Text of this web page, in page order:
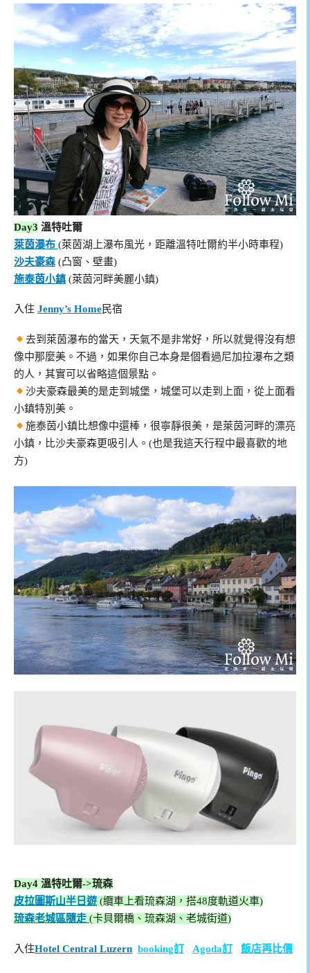
Day3 溫特吐爾
萊茵瀑布 (萊茵湖上瀑布風光，距離溫特吐爾約半小時車程)
沙夫豪森 (凸窗、壁畫)
施泰茵小鎮 (萊茵河畔美麗小鎮)
入住 Jenny’s Home民宿
去到萊茵瀑布的當天，天氣不是非常好，所以就覺得沒有想
像中那麼美。不過，如果你自己本身是個看過尼加拉瀑布之類
的人，其實可以省略這個景點。
沙夫豪森最美的是走到城堡，城堡可以走到上面，從上面看
小鎮特別美。
施泰茵小鎮比想像中還棒，很寧靜很美，是萊茵河畔的漂亮
小鎮，比沙夫豪森更吸引人。(也是我這天行程中最喜歡的地
方)
Day4 溫特吐爾->琉森
皮拉圖斯山半日遊 (纜車上看琉森湖，搭48度軌道火車)
琉森老城區隨走 (卡貝爾橋、琉森湖、老城街道)
入住Hotel Central Luzern booking訂 Agoda訂 飯店再比價